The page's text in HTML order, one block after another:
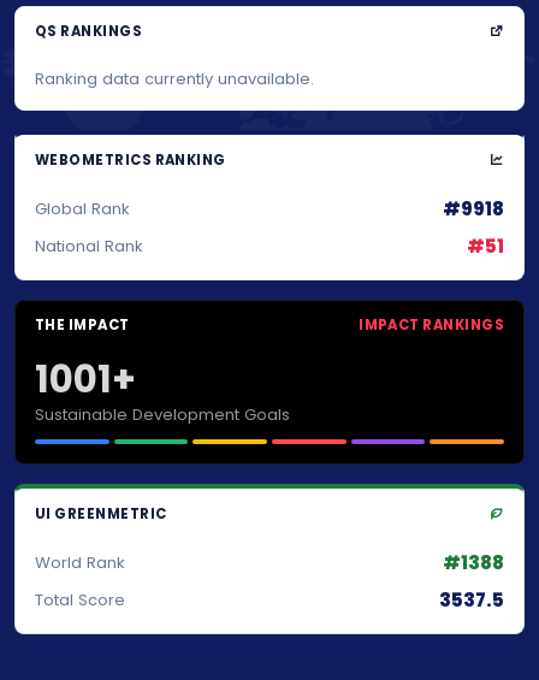
QS RANKINGS
Ranking data currently unavailable.
WEBOMETRICS RANKING
Global Rank #9918
National Rank #51
THE IMPACT IMPACT RANKINGS
1001+
Sustainable Development Goals
UI GREENMETRIC
World Rank #1388
Total Score 3537.5